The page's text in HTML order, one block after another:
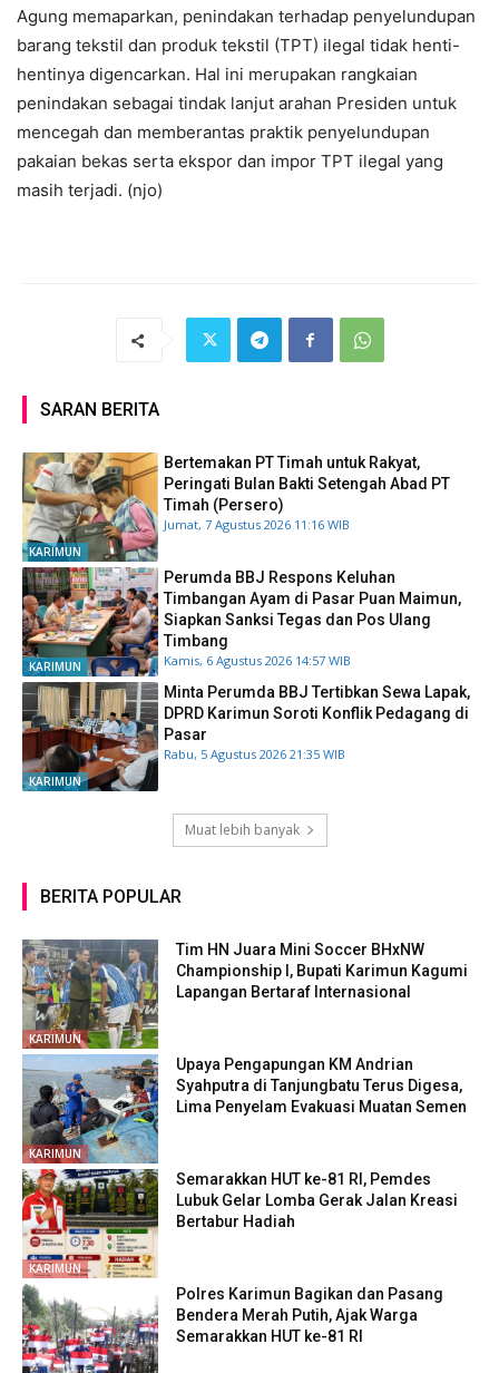
Agung memaparkan, penindakan terhadap penyelundupan
barang tekstil dan produk tekstil (TPT) ilegal tidak henti-
hentinya digencarkan. Hal ini merupakan rangkaian
penindakan sebagai tindak lanjut arahan Presiden untuk
mencegah dan memberantas praktik penyelundupan
pakaian bekas serta ekspor dan impor TPT ilegal yang
masih terjadi. (njo)
SARAN BERITA
KARIMUN
Bertemakan PT Timah untuk Rakyat,
Peringati Bulan Bakti Setengah Abad PT
Timah (Persero)
Jumat, 7 Agustus 2026 11:16 WIB
KARIMUN
Perumda BBJ Respons Keluhan
Timbangan Ayam di Pasar Puan Maimun,
Siapkan Sanksi Tegas dan Pos Ulang
Timbang
Kamis, 6 Agustus 2026 14:57 WIB
KARIMUN
Minta Perumda BBJ Tertibkan Sewa Lapak,
DPRD Karimun Soroti Konflik Pedagang di
Pasar
Rabu, 5 Agustus 2026 21:35 WIB
Muat lebih banyak
BERITA POPULAR
KARIMUN
Tim HN Juara Mini Soccer BHxNW
Championship I, Bupati Karimun Kagumi
Lapangan Bertaraf Internasional
KARIMUN
Upaya Pengapungan KM Andrian
Syahputra di Tanjungbatu Terus Digesa,
Lima Penyelam Evakuasi Muatan Semen
KARIMUN
Semarakkan HUT ke-81 RI, Pemdes
Lubuk Gelar Lomba Gerak Jalan Kreasi
Bertabur Hadiah
Polres Karimun Bagikan dan Pasang
Bendera Merah Putih, Ajak Warga
Semarakkan HUT ke-81 RI